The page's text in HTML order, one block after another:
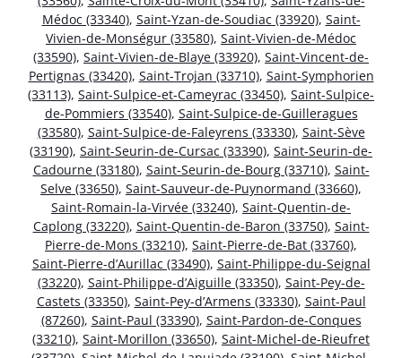
Médoc (33340), Saint-Yzan-de-Soudiac (33920), Saint-
Vivien-de-Monségur (33580), Saint-Vivien-de-Médoc
(33590), Saint-Vivien-de-Blaye (33920), Saint-Vincent-de-
Pertignas (33420), Saint-Trojan (33710), Saint-Symphorien
(33113), Saint-Sulpice-et-Cameyrac (33450), Saint-Sulpice-
de-Pommiers (33540), Saint-Sulpice-de-Guilleragues
(33580), Saint-Sulpice-de-Faleyrens (33330), Saint-Sève
(33190), Saint-Seurin-de-Cursac (33390), Saint-Seurin-de-
Cadourne (33180), Saint-Seurin-de-Bourg (33710), Saint-
Selve (33650), Saint-Sauveur-de-Puynormand (33660),
Saint-Romain-la-Virvée (33240), Saint-Quentin-de-
Caplong (33220), Saint-Quentin-de-Baron (33750), Saint-
Pierre-de-Mons (33210), Saint-Pierre-de-Bat (33760),
Saint-Pierre-d’Aurillac (33490), Saint-Philippe-du-Seignal
(33220), Saint-Philippe-d’Aiguille (33350), Saint-Pey-de-
Castets (33350), Saint-Pey-d’Armens (33330), Saint-Paul
(87260), Saint-Paul (33390), Saint-Pardon-de-Conques
(33210), Saint-Morillon (33650), Saint-Michel-de-Rieufret